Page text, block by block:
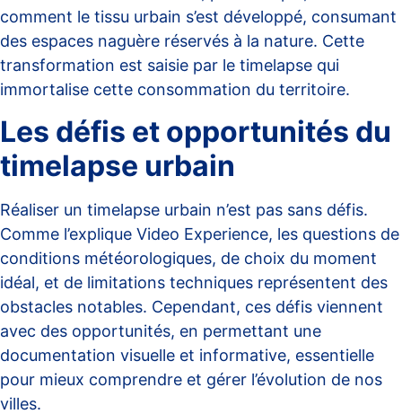
comment le tissu urbain s’est développé, consumant
des espaces naguère réservés à la nature. Cette
transformation est saisie par le timelapse qui
immortalise cette consommation du territoire.
Les défis et opportunités du
timelapse urbain
Réaliser un timelapse urbain n’est pas sans défis.
Comme l’explique Video Experience, les questions de
conditions météorologiques, de choix du moment
idéal, et de limitations techniques représentent des
obstacles notables. Cependant, ces défis viennent
avec des opportunités, en permettant une
documentation visuelle et informative, essentielle
pour mieux comprendre et gérer l’évolution de nos
villes.